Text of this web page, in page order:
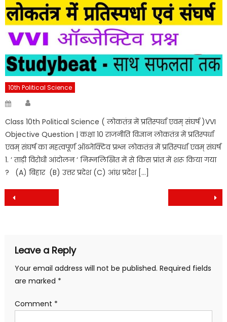
10th Political Science
Posted
Class 10th Political Science ( लोकतंत्र में प्रतिस्पर्धा एवम् संघर्ष )VVI
Objective Question | कक्षा 10 राजनीति विज्ञान लोकतंत्र में प्रतिस्पर्धा
एवम् संघर्ष का महत्वपूर्ण ऑब्जेक्टिव प्रश्न लोकतंत्र में प्रतिस्पर्धा एवम् संघर्ष
1. ‘ ताड़ी विरोधी आंदोलन ‘ निम्नलिखित में से किस प्रांत में शरू किया गया
? (A) बिहार (B) उत्तर प्रदेश (C) आंध्र प्रदेश […]
Post
Leave a Reply
Your email address will not be published. Required fields
are marked *
Comment *